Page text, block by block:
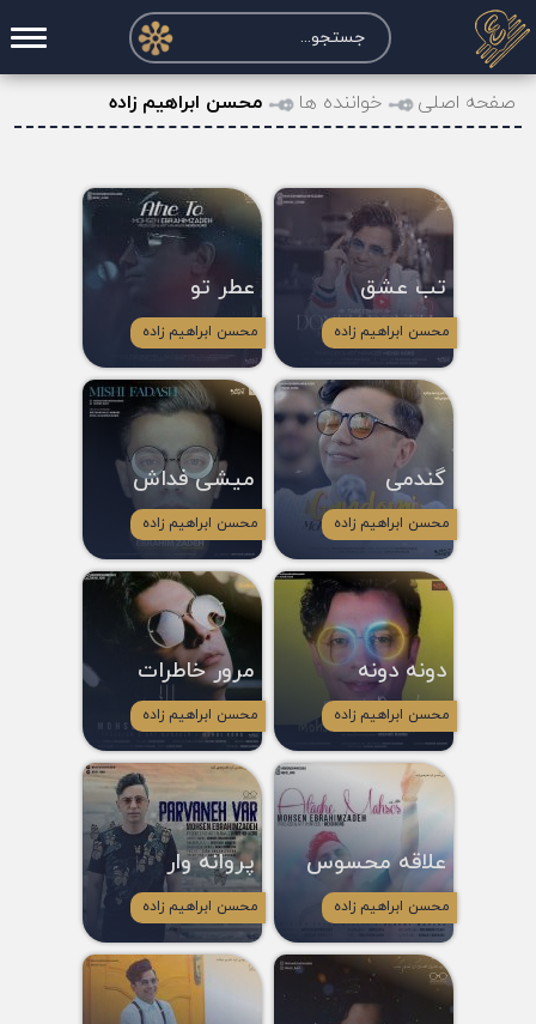
صفحه اصلی
نت و تبلچر
تماس با ما
حساب کاربری
صفحه اصلی خواننده ها محسن ابراهیم زاده
تب عشق
محسن ابراهیم زاده
عطر تو
محسن ابراهیم زاده
گندمی
محسن ابراهیم زاده
میشی فداش
محسن ابراهیم زاده
دونه دونه
محسن ابراهیم زاده
مرور خاطرات
محسن ابراهیم زاده
علاقه محسوس
محسن ابراهیم زاده
پروانه وار
محسن ابراهیم زاده